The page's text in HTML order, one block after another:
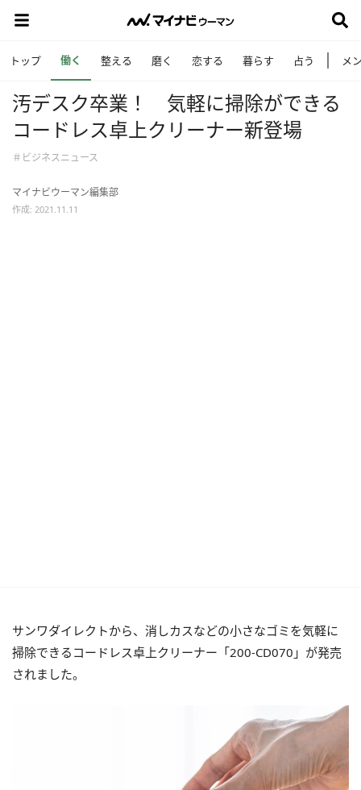
トップ 働く 整える 磨く 恋する 暮らす 占う メ
汚デスク卒業！ 気軽に掃除ができる
コードレス卓上クリーナー新登場
＃ビジネスニュース
マイナビウーマン編集部
作成: 2021.11.11
サンワダイレクトから、消しカスなどの小さなゴミを気軽に
掃除できるコードレス卓上クリーナー「200-CD070」が発売
されました。